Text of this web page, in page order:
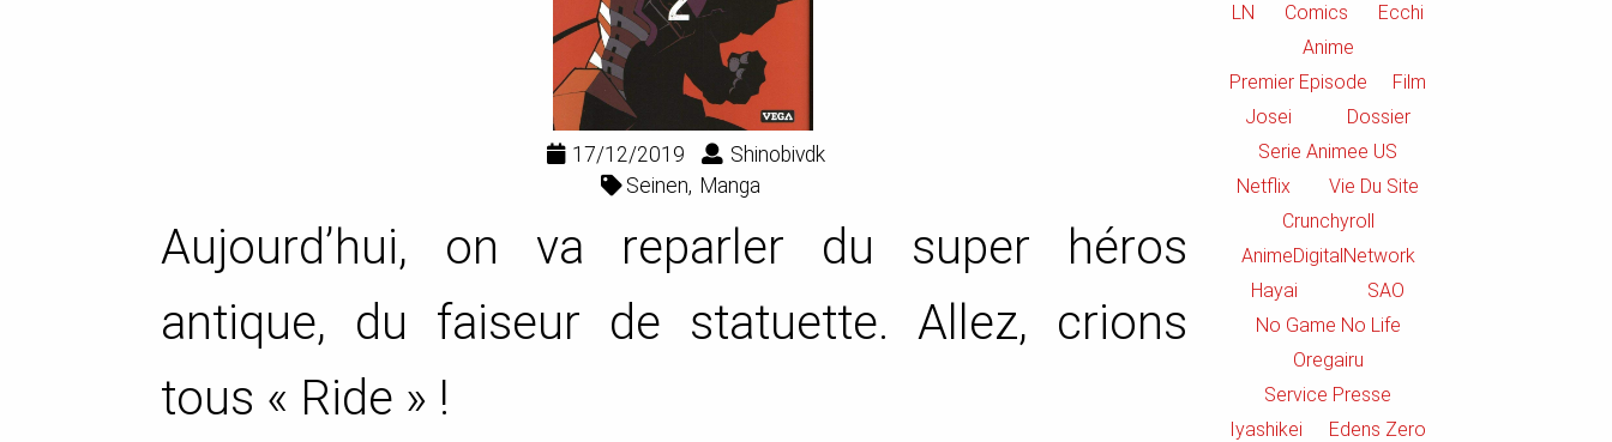
17/12/2019
Shinobivdk
Seinen Manga
Aujourd’hui, on va reparler du super héros
antique, du faiseur de statuette. Allez, crions
tous « Ride » !
LN
Comics
Ecchi
Anime
Premier Episode
Film
Josei
Dossier
Serie Animee US
Netflix
Vie Du Site
Crunchyroll
AnimeDigitalNetwork
Hayai
SAO
No Game No Life
Oregairu
Service Presse
Iyashikei
Edens Zero